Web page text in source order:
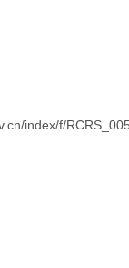
index/f/